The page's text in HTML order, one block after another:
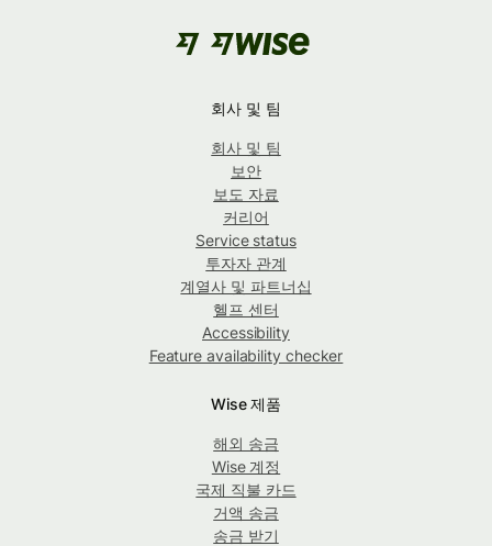
회사 및 팀
회사 및 팀
보안
보도 자료
커리어
Service status
투자자 관계
계열사 및 파트너십
헬프 센터
Accessibility
Feature availability checker
Wise 제품
해외 송금
Wise 계정
국제 직불 카드
거액 송금
송금 받기